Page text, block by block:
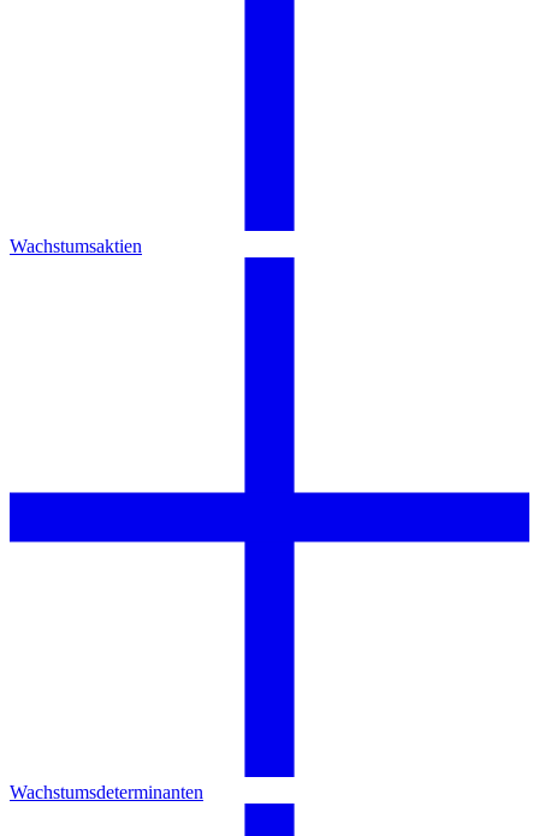
Wachstumsaktien
Wachstumsdeterminanten